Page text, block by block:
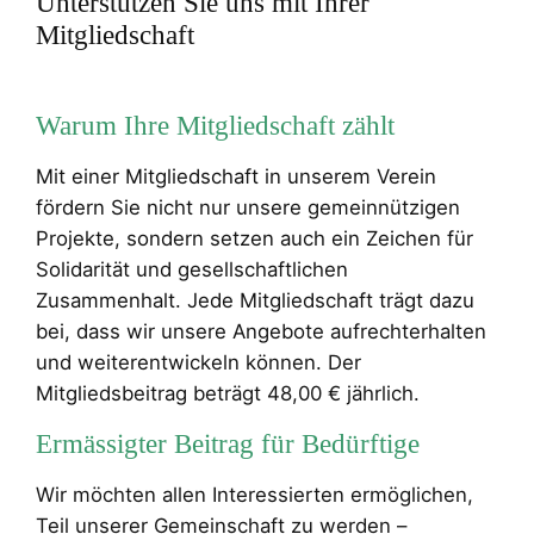
Mitgliedschaft
Warum Ihre Mitgliedschaft zählt
Mit einer Mitgliedschaft in unserem Verein
fördern Sie nicht nur unsere gemeinnützigen
Projekte, sondern setzen auch ein Zeichen für
Solidarität und gesellschaftlichen
Zusammenhalt. Jede Mitgliedschaft trägt dazu
bei, dass wir unsere Angebote aufrechterhalten
und weiterentwickeln können. Der
Mitgliedsbeitrag beträgt 48,00 € jährlich.
Ermässigter Beitrag für Bedürftige
Wir möchten allen Interessierten ermöglichen,
Teil unserer Gemeinschaft zu werden –